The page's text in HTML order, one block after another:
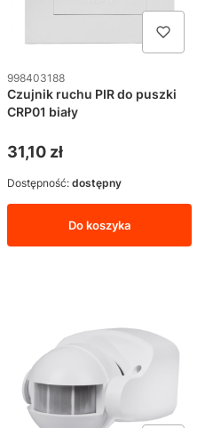
Kod produktu
998403188
Czujnik ruchu PIR do puszki
CRP01 biały
Cena
31,10 zł
Do koszyka
Dostępność: dostępny